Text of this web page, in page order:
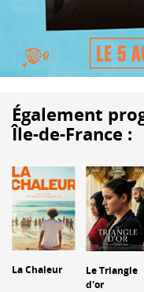
Également
Île-de-France :
La Chaleur
Le Triangle
d'or